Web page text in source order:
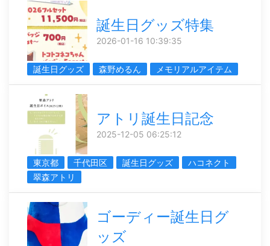
誕生日グッズ特集
2026-01-16 10:39:35
誕生日グッズ 森野めるん メモリアルアイテム
アトリ誕生日記念
2025-12-05 06:25:12
東京都 千代田区 誕生日グッズ
ハコネクト
翠森アトリ
ゴーディー誕生日グ
ッズ